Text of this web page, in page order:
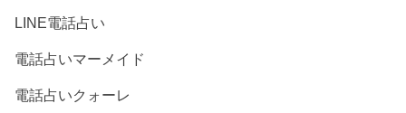
LINE電話占い
電話占いマーメイド
電話占いクォーレ